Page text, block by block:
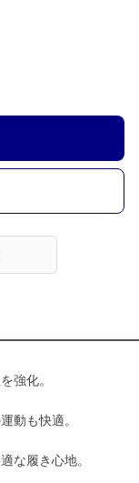
強化。
動も快適。
な履き心地。